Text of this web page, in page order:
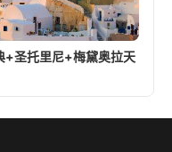
+圣托里尼+梅黛奥拉天